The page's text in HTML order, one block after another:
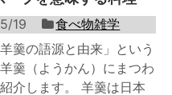
19
食べ物雑学
羹の語源と由来」という
羹（ようかん）にまつわ
介します。 羊羹は日本